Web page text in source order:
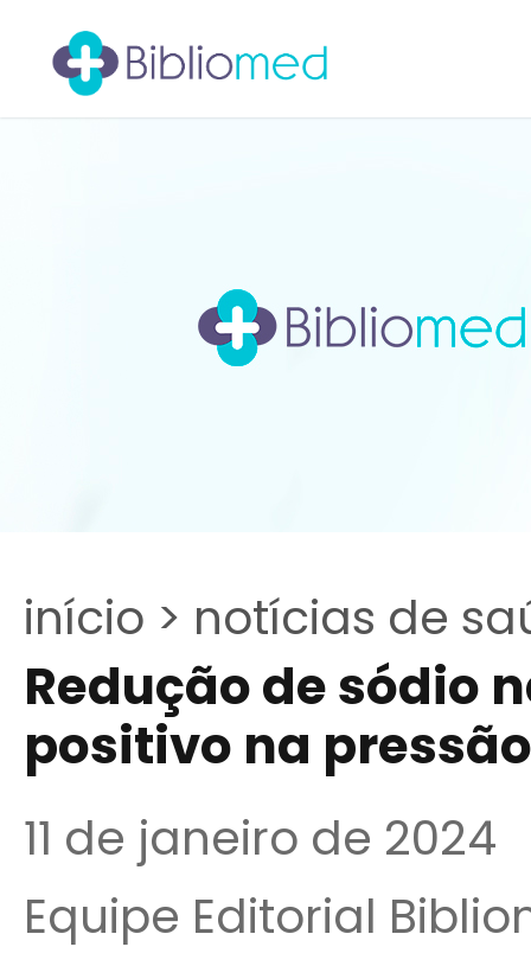
início > notícias de
Redução de sódio
positivo na
11 de janeiro de 2024
Equipe Editorial